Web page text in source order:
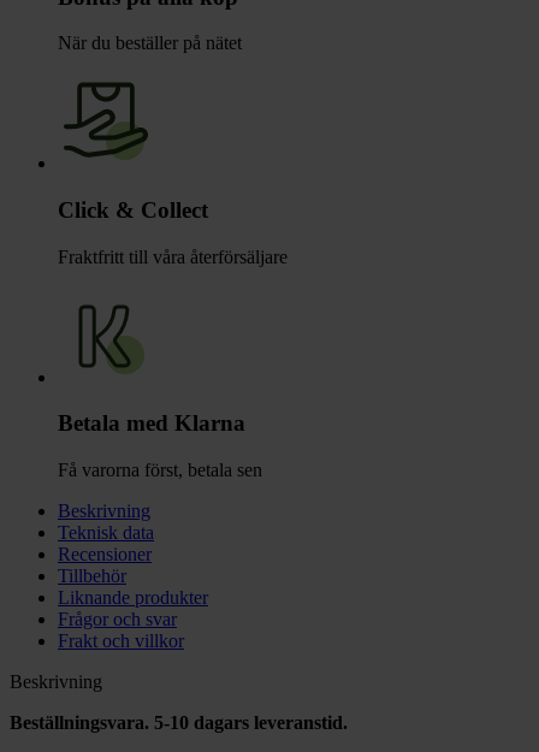
När du beställer på nätet
Click & Collect
Fraktfritt till våra återförsäljare
Betala med Klarna
Få varorna först, betala sen
Beskrivning
Teknisk data
Recensioner
Tillbehör
Liknande produkter
Frågor och svar
Frakt och villkor
Beskrivning
Beställningsvara. 5-10 dagars leveranstid.